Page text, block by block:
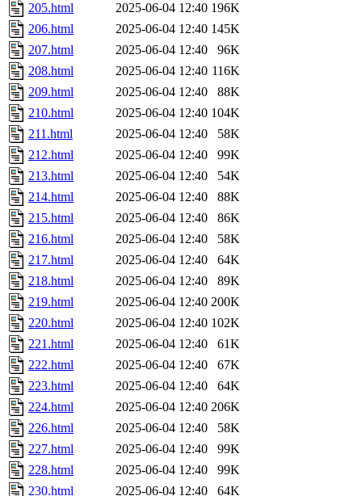
205.html
2025-06-04 12:40 196K
206.html
2025-06-04 12:40 145K
207.html
2025-06-04 12:40
96K
208.html
2025-06-04 12:40 116K
209.html
2025-06-04 12:40
88K
210.html
2025-06-04 12:40 104K
211.html
2025-06-04 12:40
58K
212.html
2025-06-04 12:40
99K
213.html
2025-06-04 12:40
54K
214.html
2025-06-04 12:40
88K
215.html
2025-06-04 12:40
86K
216.html
2025-06-04 12:40
58K
217.html
2025-06-04 12:40
64K
218.html
2025-06-04 12:40
89K
219.html
2025-06-04 12:40 200K
220.html
2025-06-04 12:40 102K
221.html
2025-06-04 12:40
61K
222.html
2025-06-04 12:40
67K
223.html
2025-06-04 12:40
64K
224.html
2025-06-04 12:40 206K
226.html
2025-06-04 12:40
58K
227.html
2025-06-04 12:40
99K
228.html
2025-06-04 12:40
99K
230.html
2025-06-04 12:40
64K